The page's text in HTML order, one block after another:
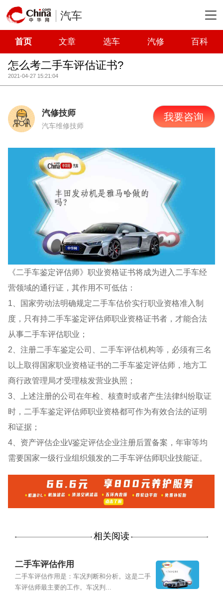
汽车
首页 文章 选车 汽修 百科
怎么考二手车评估证书?
2021-04-27 15:21:04
汽修技师
汽车维修技师
我要咨询
《二手车鉴定评估师》职业资格证书将成为进入二手车经
营领域的通行证，其作用不可低估：
1、国家劳动法明确规定二手车估价实行职业资格准入制
度，只有持二手车鉴定评估师职业资格证书者，才能合法
从事二手车评估职业；
2、注册二手车鉴定公司、二手车评估机构等，必须有三名
以上取得国家职业资格证书的二手车鉴定评估师，地方工
商行政管理局才受理核发营业执照；
3、上述注册的公司在年检、核查时或者产生法律纠纷取证
时，二手车鉴定评估师职业资格都可作为有效合法的证明
和证据；
4、资产评估企业\/鉴定评估企业注册后置备案，年审等均
需要国家一级行业组织颁发的二手车评估师职业技能证。
相关阅读
二手车评估作用
二手车评估作用是：车况判断和分析。这是二手
车评估师最主要的工作。车况判...